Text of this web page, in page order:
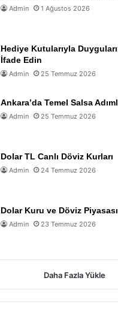
Admin 1 Ağustos 2026
Hediye Kutularıyla
İfade Edin
Admin 25 Temmuz 2026
Ankara’da Temel Salsa
Admin 25 Temmuz 2026
Dolar TL Canlı Döviz Kurları
Admin 24 Temmuz 2026
Dolar Kuru ve Döviz
Admin 23 Temmuz 2026
Daha Fazla Yükle